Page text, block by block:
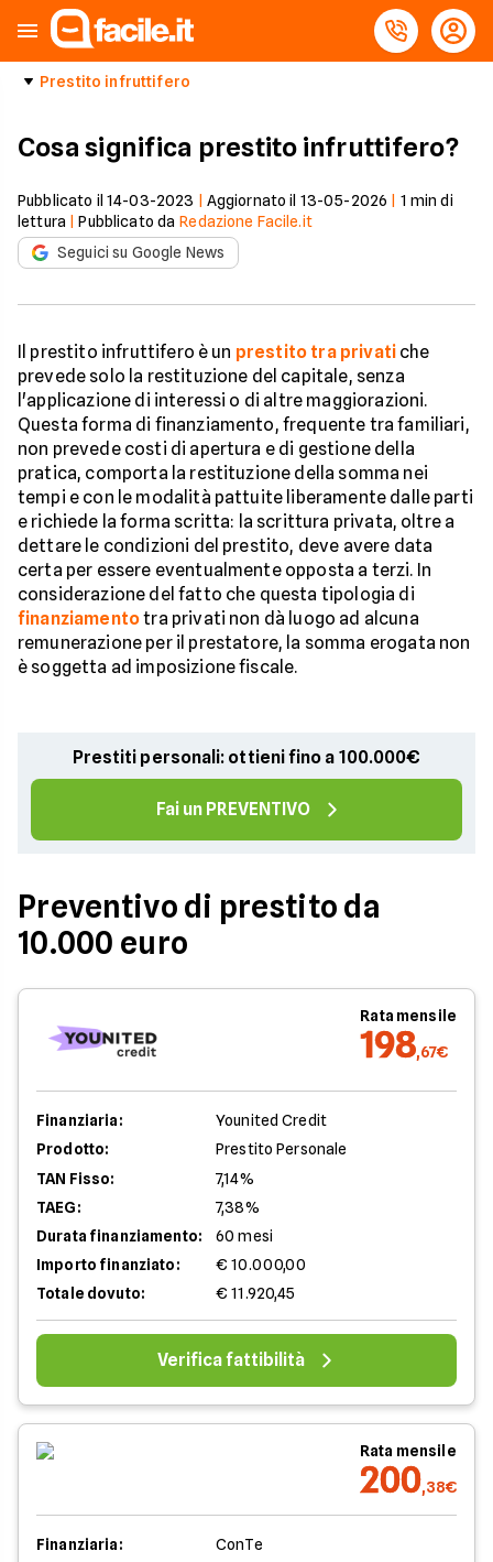
Prestito infruttifero
Cosa significa prestito infruttifero?
Pubblicato il 14-03-2023 Aggiornato il 13-05-2026 1 min di
lettura |Pubblicato da Redazione Facile.it
Seguici su Google News
Il prestito infruttifero è un prestito tra privati che
prevede solo la restituzione del capitale, senza
l'applicazione di interessi o di altre maggiorazioni.
Questa forma di finanziamento, frequente tra familiari,
non prevede costi di apertura e di gestione della
pratica, comporta la restituzione della somma nei
tempi e con le modalità pattuite liberamente dalle parti
e richiede la forma scritta: la scrittura privata, oltre a
dettare le condizioni del prestito, deve avere data
certa per essere eventualmente opposta a terzi. In
considerazione del fatto che questa tipologia di
finanziamentotra privati non dà luogo ad alcuna
remunerazione per il prestatore, la somma erogata non
è soggetta ad imposizione fiscale.
Prestiti personali: ottieni fino a 100.000€
Fai un PREVENTIVO
Preventivo di prestito da
10.000 euro
Rata mensile
198,67€
Finanziaria:
Younited Credit
Prodotto:
Prestito Personale
TAN Fisso:
7,14%
TAEG:
7,38%
Durata finanziamento:
60 mesi
Importo finanziato:
€ 10.000,00
Totale dovuto:
€ 11.920,45
Verifica fattibilità
Rata mensile
200,38€
Finanziaria:
ConTe